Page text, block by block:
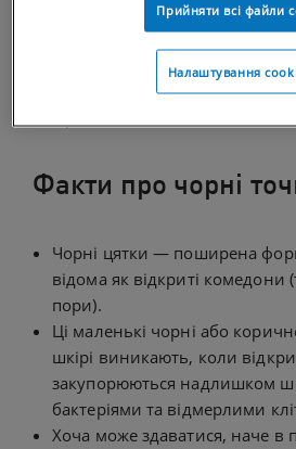
виникають, коли отвір пори
комедон починає конактувати з
середовищем. Це дає змогу
пори, що потім зумовлює
Факти про чорні
Чорні цятки — поширена
відома як відкриті комедони
пори).
Ці маленькі чорні або
шкірі виникають, коли
закупорюються надлишком
бактеріями та відмерлими
Хоча може здаватися, наче в
Прийняти всі файли
Налаштування